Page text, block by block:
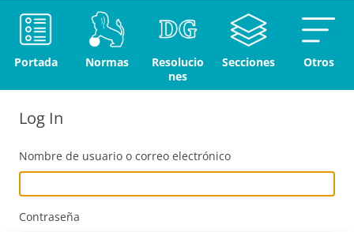
Portada Normas
Resolucio
nes
Secciones Otros
Log In
Nombre de usuario o correo electrónico
Contraseña